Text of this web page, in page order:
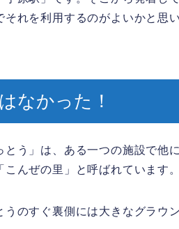
れを利用するのがよいかと思い
なかった！
とう」は、ある一つの施設で他
んぜの里」と呼ばれています。
のすぐ裏側には大きなグラウ